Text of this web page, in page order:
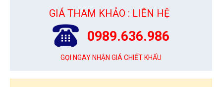
GIÁ THAM KHẢO : LIÊN HỆ
0989.636.986
GỌI NGAY NHẬN GIÁ CHIẾT KHẤU